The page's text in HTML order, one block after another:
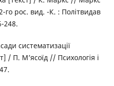
го рос. вид. -К. : Політвидав
248.
систематизації
/ П. М’ясоїд // Психологія і